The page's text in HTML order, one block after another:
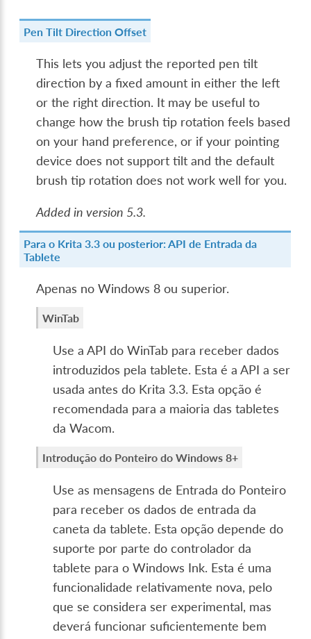
Pen Tilt Direction Offset
This lets you adjust the reported pen tilt
direction by a fixed amount in either the left
or the right direction. It may be useful to
change how the brush tip rotation feels based
on your hand preference, or if your pointing
device does not support tilt and the default
brush tip rotation does not work well for you.
Added in version 5.3.
Para o Krita 3.3 ou posterior: API de Entrada da
Tablete
Apenas no Windows 8 ou superior.
WinTab
Use a API do WinTab para receber dados
introduzidos pela tablete. Esta é a API a ser
usada antes do Krita 3.3. Esta opção é
recomendada para a maioria das tabletes
da Wacom.
Introdução do Ponteiro do Windows 8+
Use as mensagens de Entrada do Ponteiro
para receber os dados de entrada da
caneta da tablete. Esta opção depende do
suporte por parte do controlador da
tablete para o Windows Ink. Esta é uma
funcionalidade relativamente nova, pelo
que se considera ser experimental, mas
deverá funcionar suficientemente bem